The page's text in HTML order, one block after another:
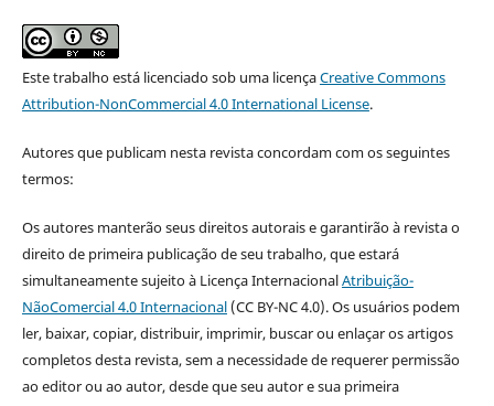
Este trabalho está licenciado sob uma licençaCreative Commons
Attribution-NonCommercial 4.0 International License.
Autores que publicam nesta revista concordam com os seguintes
termos:
Os autores manterão seus direitos autorais e garantirão à revista o
direito de primeira publicação de seu trabalho, que estará
simultaneamente sujeito à Licença InternacionalAtribuição-
NãoComercial 4.0 Internacional(CC BY-NC 4.0). Os usuários podem
ler, baixar, copiar, distribuir, imprimir, buscar ou enlaçar os artigos
completos desta revista, sem a necessidade de requerer permissão
ao editor ou ao autor, desde que seu autor e sua primeira